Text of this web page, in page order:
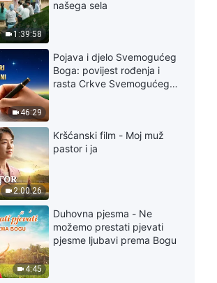
2:17
s Gospodinom tijekom
katastrofa (I)
3:02
Trailer za kršćanski film -
Kucanje na vrata
1:39:58
našega sela
46:29
Pojava i djelo Svemogućeg
Boga: povijest rođenja i
rasta Crkve Svemogućeg
2:00:26
Kršćanski film - Moj muž
pastor i ja
4:45
Duhovna pjesma - Ne
možemo prestati pjevati
pjesme ljubavi prema Bogu